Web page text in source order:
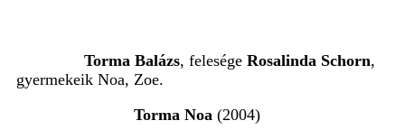
Torma Balázs, felesége Rosalinda Schorn,
gyermekeik Noa, Zoe.
Torma Noa (2004)